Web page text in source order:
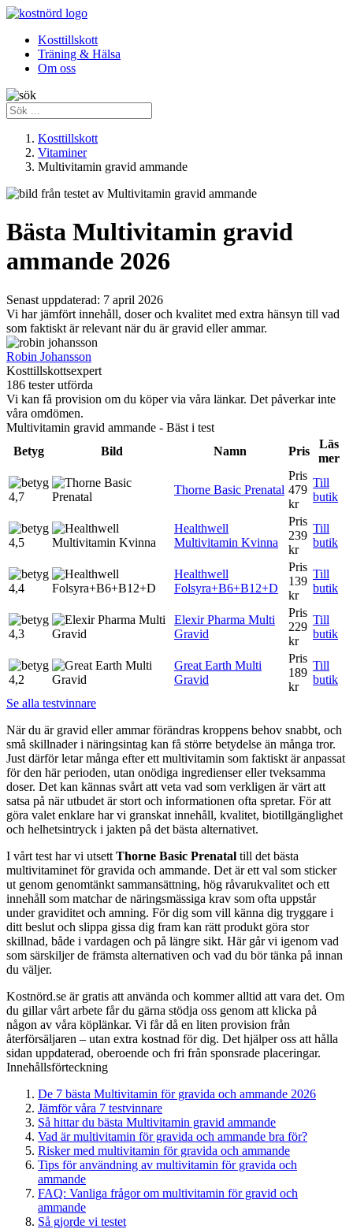
Kosttillskott
Träning & Hälsa
Om oss
Kosttillskott
Vitaminer
Multivitamin gravid ammande
Bästa Multivitamin gravid
ammande 2026
Senast uppdaterad: 7 april 2026
Vi har jämfört innehåll, doser och kvalitet med extra hänsyn till vad
som faktiskt är relevant när du är gravid eller ammar.
Robin Johansson
Kosttillskottsexpert
186 tester utförda
Vi kan få provision om du köper via våra länkar. Det påverkar inte
våra omdömen.
Multivitamin gravid ammande - Bäst i test
Betyg
Bild Namn Pris
Läs
mer
4,7
Thorne Basic Prenatal
Pris
479
kr
Till
butik
4,5
Healthwell
Multivitamin Kvinna
Pris
239
kr
Till
butik
4,4
Healthwell
Folsyra+B6+B12+D
Pris
139
kr
Till
butik
4,3
Elexir Pharma Multi
Gravid
Pris
229
kr
Till
butik
4,2
Great Earth Multi
Gravid
Pris
189
kr
Till
butik
Se alla testvinnare
När du är gravid eller ammar förändras kroppens behov snabbt, och
små skillnader i näringsintag kan få större betydelse än många tror.
Just därför letar många efter ett multivitamin som faktiskt är anpassat
för den här perioden, utan onödiga ingredienser eller tveksamma
doser. Det kan kännas svårt att veta vad som verkligen är värt att
satsa på när utbudet är stort och informationen ofta spretar. För att
göra valet enklare har vi granskat innehåll, kvalitet, biotillgänglighet
och helhetsintryck i jakten på det bästa alternativet.
I vårt test har vi utsett Thorne Basic Prenatal till det bästa
multivitaminet för gravida och ammande. Det är ett val som sticker
ut genom genomtänkt sammansättning, hög råvarukvalitet och ett
innehåll som matchar de näringsmässiga krav som ofta uppstår
under graviditet och amning. För dig som vill känna dig tryggare i
ditt beslut och slippa gissa dig fram kan rätt produkt göra stor
skillnad, både i vardagen och på längre sikt. Här går vi igenom vad
som särskiljer de främsta alternativen och vad du bör tänka på innan
du väljer.
Kostnörd.se är gratis att använda och kommer alltid att vara det. Om
du gillar vårt arbete får du gärna stödja oss genom att klicka på
någon av våra köplänkar. Vi får då en liten provision från
återförsäljaren – utan extra kostnad för dig. Det hjälper oss att hålla
sidan uppdaterad, oberoende och fri från sponsrade placeringar.
Innehållsförteckning
De 7 bästa Multivitamin för gravida och ammande 2026
Jämför våra 7 testvinnare
Så hittar du bästa Multivitamin gravid ammande
Vad är multivitamin för gravida och ammande bra för?
Risker med multivitamin för gravida och ammande
Tips för användning av multivitamin för gravida och
ammande
FAQ: Vanliga frågor om multivitamin för gravid och
ammande
Så gjorde vi testet